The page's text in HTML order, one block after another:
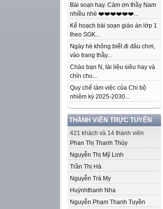
Bài soạn hay. Cảm ơn thầy Nam
nhiều nhé ❤️❤️❤️❤️❤️❤️...
Kế hoạch bài soạn giáo án lớp 1
theo SGK...
Ngày hè không biết đi đâu chơi,
vào trang thầy...
Chào bạn N, tài liệu siêu hay và
chỉn chu...
Quy chế làm việc của Chi bộ
nhiệm kỳ 2025-2030...
THÀNH VIÊN TRỰC TUYẾN
421 khách và 14 thành viên
Phan Thị Thanh Thủy
Nguyễn Thị Mỹ Linh
Trần Thị Hà
Nguyễn Trà My
Huỳnhthanh Nha
Nguyễn Phạm Thanh Tuyền